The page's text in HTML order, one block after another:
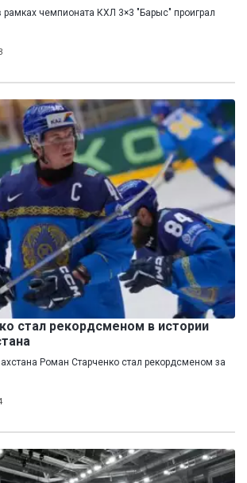
чемпионата КХЛ 3×3 "Барыс" проиграл
стал рекордсменом в истории
Роман Старченко стал рекордсменом за